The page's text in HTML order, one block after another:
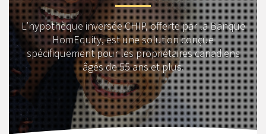
L’hypothèque inversée CHIP, offerte par la Banque
HomEquity, est une solution conçue
spécifiquement pour les propriétaires canadiens
âgés de 55 ans et plus.